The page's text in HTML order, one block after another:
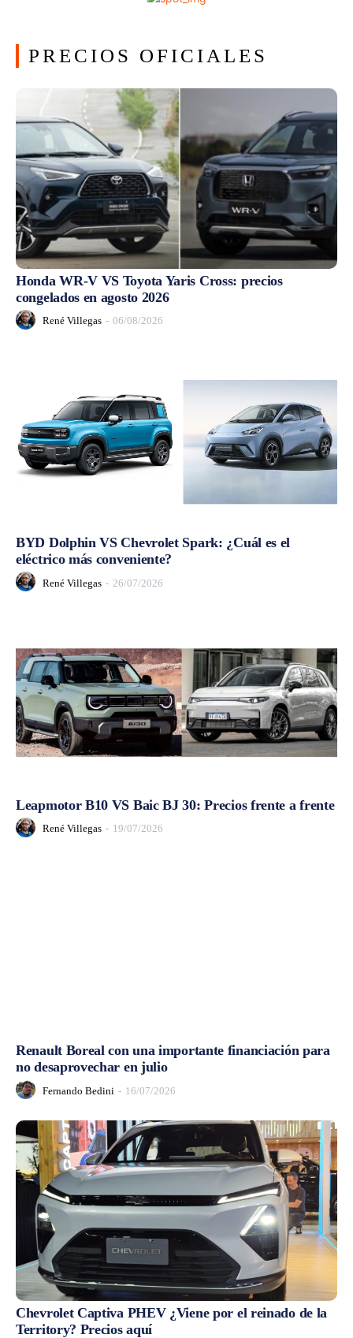
PRECIOS OFICIALES
Honda WR-V VS Toyota Yaris Cross: precios
congelados en agosto 2026
René Villegas - 06/08/2026
BYD Dolphin VS Chevrolet Spark: ¿Cuál es el
eléctrico más conveniente?
René Villegas - 26/07/2026
Leapmotor B10 VS Baic BJ 30: Precios frente a frente
René Villegas - 19/07/2026
Renault Boreal con una importante financiación para
no desaprovechar en julio
Fernando Bedini - 16/07/2026
Chevrolet Captiva PHEV ¿Viene por el reinado de la
Territory? Precios aquí